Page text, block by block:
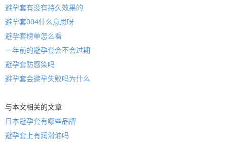
避孕套有没有持久效果的
避孕套004什么意思呀
避孕套榜单怎么看
一年前的避孕套会不会过期
避孕套防感染吗
避孕套会避孕失败吗为什么
与本文相关的文章
日本避孕套有哪些品牌
避孕套上有润滑油吗